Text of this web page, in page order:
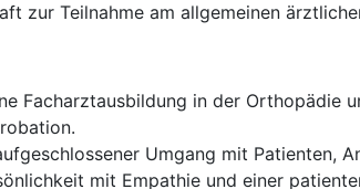
zur Teilnahme am allgemeinen
Facharztausbildung in der Orthopädie
Umgang mit Patienten,
mit Empathie und einer